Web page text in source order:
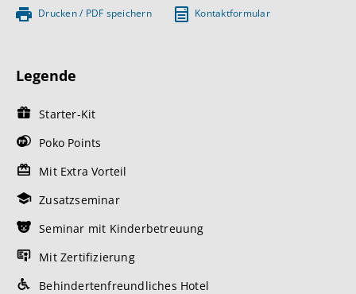
Drucken / PDF speichern Kontaktformular
Legende
Starter-Kit
Poko Points
Mit Extra Vorteil
Zusatzseminar
Seminar mit Kinderbetreuung
Mit Zertifizierung
Behindertenfreundliches Hotel